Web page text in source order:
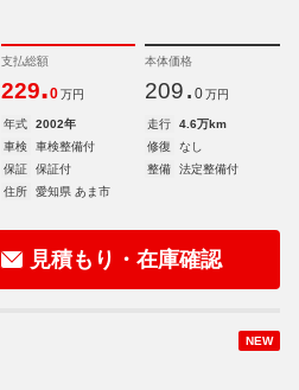
支払総額
229.0 万円
本体価格
209. 0 万円
年式 2002年 走行
4.6万km
車検
車検整備付 修復
なし
保証
保証付 整備
法定整備付
住所
愛知県 あま市
見積もり・在庫確認
NEW